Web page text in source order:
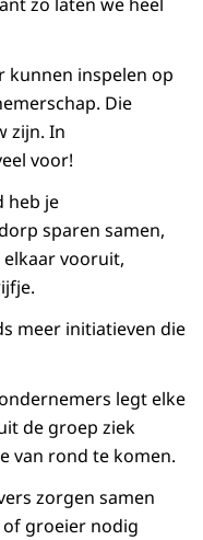
zo laten we heel
kunnen inspelen op
Die
zijn. In
voor!
heb je
sparen samen,
vooruit,
meer initiatieven die
legt elke
de groep ziek
van rond te komen.
zorgen samen
groeier nodig